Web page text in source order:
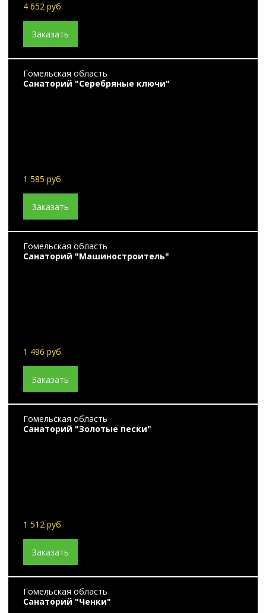
4 652 руб.
Заказать
Гомельская область
Санаторий "Серебряные ключи"
1 585 руб.
Заказать
Гомельская область
Санаторий "Машиностроитель"
1 496 руб.
Заказать
Гомельская область
Санаторий "Золотые пески"
1 512 руб.
Заказать
Гомельская область
Санаторий "Ченки"